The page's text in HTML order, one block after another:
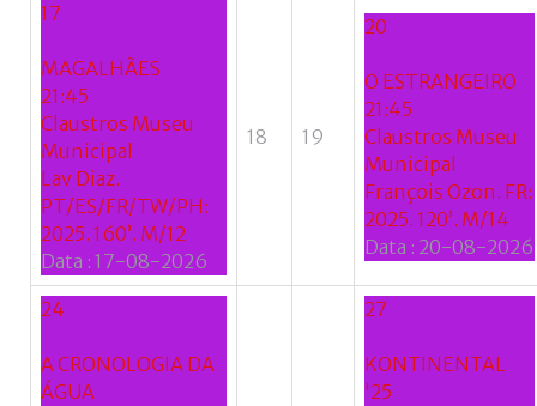
17
MAGALHÃES
21:45
Claustros Museu
Municipal
Lav Diaz.
PT/ES/FR/TW/PH:
2025. 160’. M/12
Data : 17-08-2026
18 19
20
O ESTRANGEIRO
21:45
Claustros Museu
Municipal
François Ozon. FR:
2025. 120’. M/14
Data : 20-08-2026
24
A CRONOLOGIA DA
ÁGUA
27
KONTINENTAL
'25